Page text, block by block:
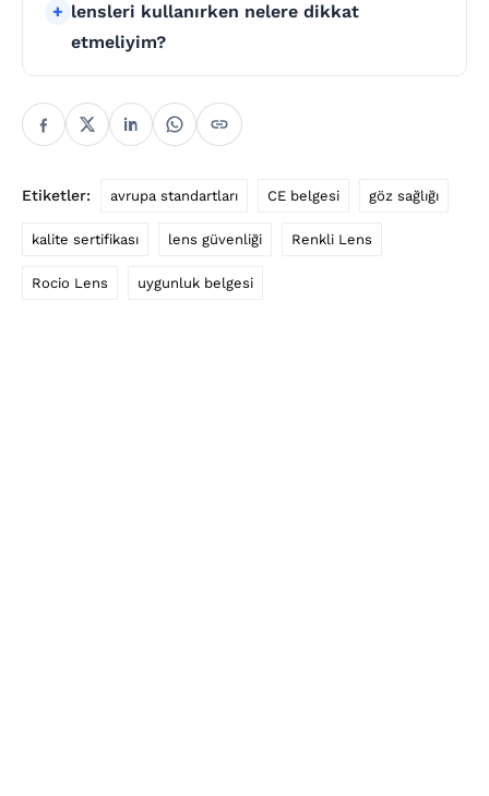
lensleri kullanırken nelere dikkat
etmeliyim?
Etiketler: avrupa standartları CE belgesi göz sağlığı
kalite sertifikası lens güvenliği Renkli Lens
Rocio Lens uygunluk belgesi